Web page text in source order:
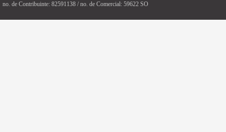
no. de Contribuinte: 82591138 / no. de Comercial: 59622 SO